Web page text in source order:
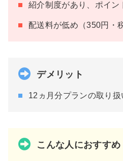
紹介制度があり、ポイン
配送料が低め（350円・
デメリット
12ヵ月分プランの取り扱
こんな人におすすめ